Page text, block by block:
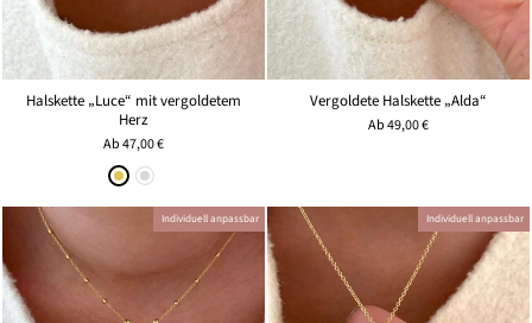
Halskette „Luce“ mit vergoldetem
Herz
Ab47,00 €
Vergoldete Halskette „Alda“
Ab49,00 €
Individuell anpassbar Individuell anpassbar